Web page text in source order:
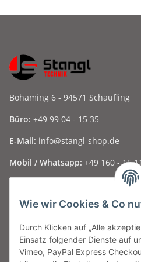
Wie wir Cookies & Co
Durch Klicken auf „Alle
Einsatz folgender Dienste auf
Vimeo, PayPal Express
Böhaming 6 - 94571 Schaufling
Büro: +49 99 04 - 15 35
E-Mail: info@stangl-shop.de
Mobil / Whatsapp: +49 160 - 15
Informationen